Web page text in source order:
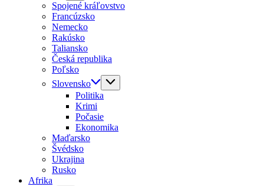
Spojené kráľovstvo
Francúzsko
Nemecko
Rakúsko
Taliansko
Česká republika
Poľsko
Slovensko
Politika
Krimi
Počasie
Ekonomika
Maďarsko
Švédsko
Ukrajina
Rusko
Afrika